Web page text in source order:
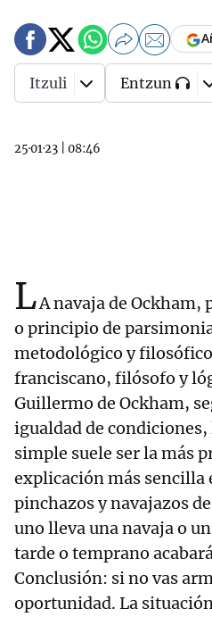
25·01·23 08:46
Itzuli Entzun
LA navaja de
o principio de
metodológico y
franciscano, filósofo y
Guillermo de Ockham,
igualdad de
simple suele ser la más
explicación más sencilla
pinchazos y navajazos
uno lleva una navaja o
tarde o temprano
Conclusión: si no vas
oportunidad. La